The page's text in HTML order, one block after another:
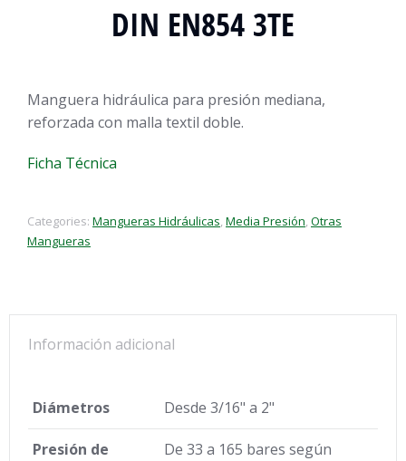
DIN EN854 3TE
Manguera hidráulica para presión mediana,
reforzada con malla textil doble.
Ficha Técnica
Categories: Mangueras Hidráulicas, Media Presión, Otras
Mangueras
Información adicional
Diámetros Desde 3/16" a 2"
Presión de
De 33 a 165 bares según